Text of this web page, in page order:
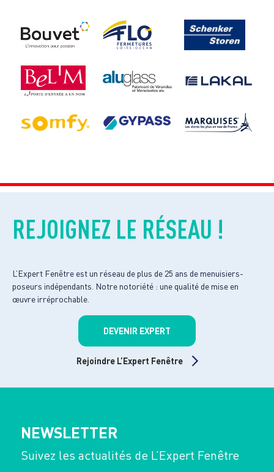
REJOIGNEZ LE RÉSEAU !
L’Expert Fenêtre est un réseau de plus de 25 ans de menuisiers-
poseurs indépendants. Notre notoriété : une qualité de mise en
œuvre irréprochable.
DEVENIR EXPERT
Rejoindre L’Expert Fenêtre
NEWSLETTER
Suivez les actualités de L’Expert Fenêtre